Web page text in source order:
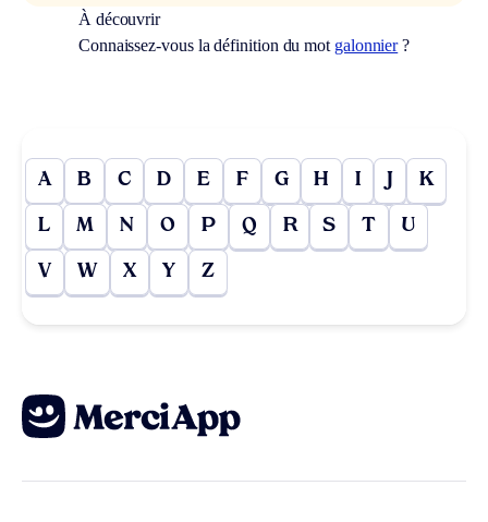
À découvrir
Connaissez-vous la définition du mot galonnier?
A B C D E F G H I J K
L M N O P Q R S T U
V W X Y Z